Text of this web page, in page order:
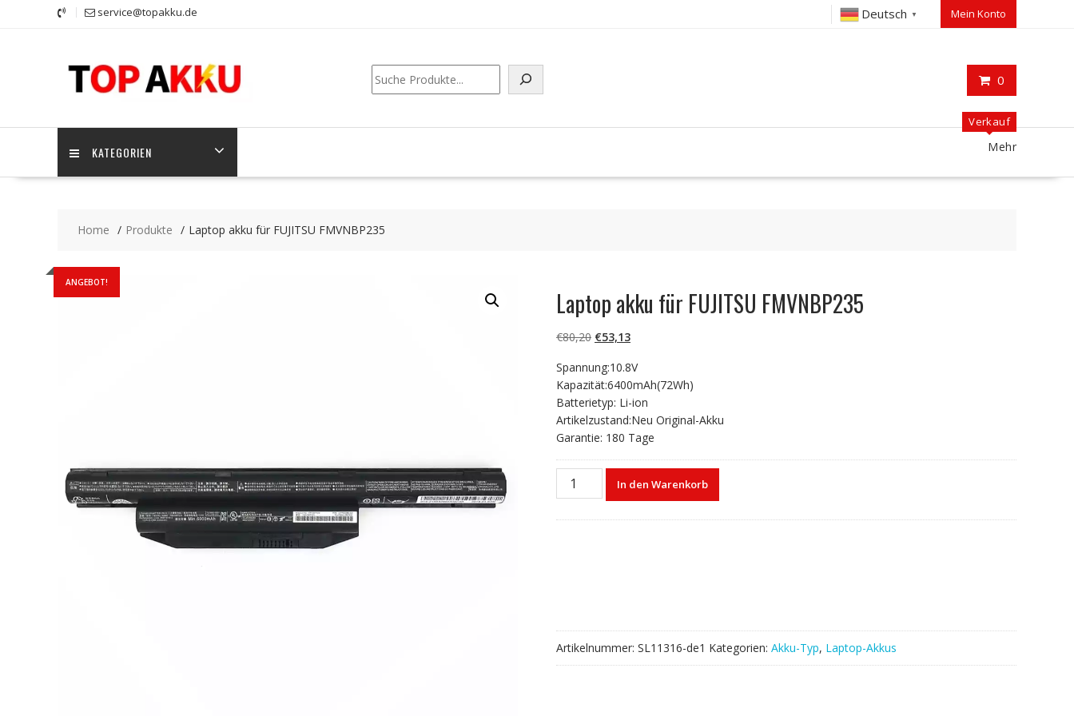
service@topakku.de Deutsch ▼ Mein Konto
0
Suchen
KATEGORIEN
Verkauf
Mehr
Home Produkte Laptop akku für FUJITSU FMVNBP235
ANGEBOT!
Laptop akku für FUJITSU FMVNBP235
€80,20 Ursprünglicher
war:
€80,20
€53,13Aktueller
ist:
€53,13.
Spannung:10.8V
Kapazität:6400mAh(72Wh)
Batterietyp: Li-ion
Artikelzustand:Neu Original-Akku
Garantie: 180 Tage
Laptop
akku
In den Warenkorb
Artikelnummer: SL11316-de1 Kategorien: Akku-Typ, Laptop-Akkus